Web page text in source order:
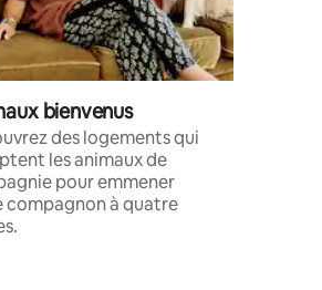
bienvenus
des logements qui
les animaux de
pour emmener
compagnon à quatre